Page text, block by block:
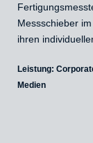
Messschieber
ihren
Leistung:
Medien